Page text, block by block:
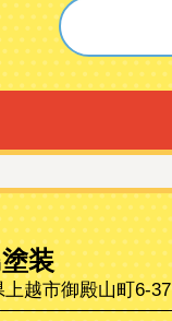
装
上越市御殿山町6-37